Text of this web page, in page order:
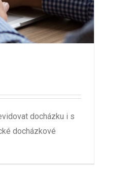
docházku i s
docházkové